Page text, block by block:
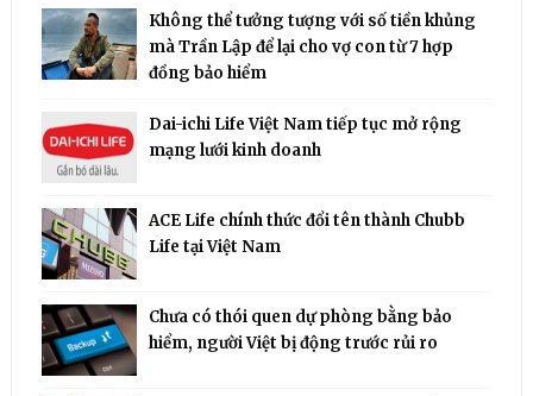
Không thể tưởng tượng với số tiền khủng
mà Trần Lập để lại cho vợ con từ 7 hợp
đồng bảo hiểm
Dai-ichi Life Việt Nam tiếp tục mở rộng
mạng lưới kinh doanh
ACE Life chính thức đổi tên thành Chubb
Life tại Việt Nam
Chưa có thói quen dự phòng bằng bảo
hiểm, người Việt bị động trước rủi ro